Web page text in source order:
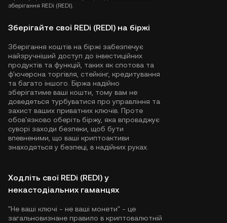
зберігання REDi (REDI).
Зберігайте свої REDi (REDI) на біржі
Зберігання коштів на біржі забезпечує
найзручніший доступ до інвестиційних
продуктів та функцій, таких як спотова та
ф'ючерсна торгівля, стейкінг, кредитування
та багато іншого. Біржа надійно
зберігатиме ваші кошти, тому вам не
доведеться турбуватися про управління та
захист ваших приватних ключів. Проте
обов'язково оберіть біржу, яка впроваджує
суворі заходи безпеки, щоб бути
впевненими, що ваші криптоактиви
знаходяться у безпеці, в надійних руках.
Ходліть свої REDi (REDI) у
некастодіальних гаманцях
"Не ваші ключі - не ваші монети" - це
загальновизнане правило в криптовалютній